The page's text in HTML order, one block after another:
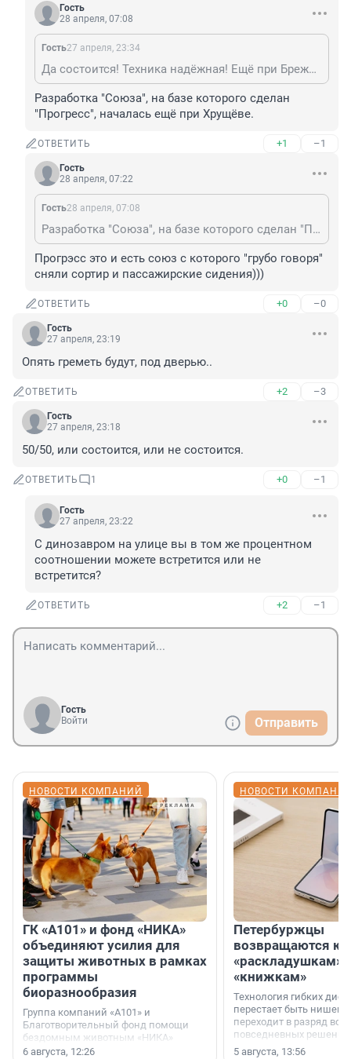
Гость
28 апреля, 07:08
Гость27 апреля, 23:34
Да состоится! Техника надёжная! Ещё при Брежневе разработана!
Разработка "Союза", на базе которого сделан
"Прогресс", началась ещё при Хрущёве.
ОТВЕТИТЬ +1 –1
Гость
28 апреля, 07:22
Гость28 апреля, 07:08
Разработка "Союза", на базе которого сделан "Прогресс", началась ещё при Хрущёве.
Прогрэсс это и есть союз с которого "грубо говоря"
сняли сортир и пассажирские сидения)))
ОТВЕТИТЬ +0 –0
Гость
27 апреля, 23:19
Опять греметь будут, под дверью..
ОТВЕТИТЬ +2 –3
Гость
27 апреля, 23:18
50/50, или состоится, или не состоится.
ОТВЕТИТЬ 1 +0 –1
Гость
27 апреля, 23:22
С динозавром на улице вы в том же процентном
соотношении можете встретится или не
встретится?
ОТВЕТИТЬ +2 –1
Гость
Войти
Отправить
НОВОСТИ КОМПАНИЙ
ГК «А101» и фонд «НИКА»
объединяют усилия для
защиты животных в рамках
программы
биоразнообразия
Группа компаний «А101» и
Благотворительный фонд помощи
бездомным животным «НИКА»
заключили соглашение о
6 августа, 12:26
НОВОСТИ
Петербуржцы
возвращаются к
«раскладушкам»
«книжкам»
Технология гибких
перестает быть
переходит в разряд
повседневных
5 августа, 13:56